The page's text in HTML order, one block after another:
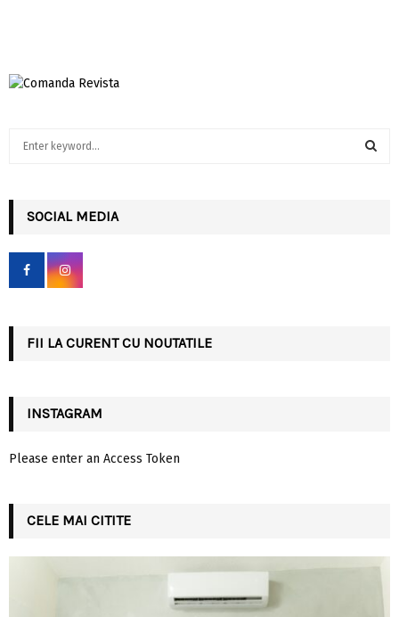
h
f
r
SOCIAL MEDIA
FII LA CURENT CU NOUTATILE
INSTAGRAM
Please enter an Access Token
CELE MAI CITITE